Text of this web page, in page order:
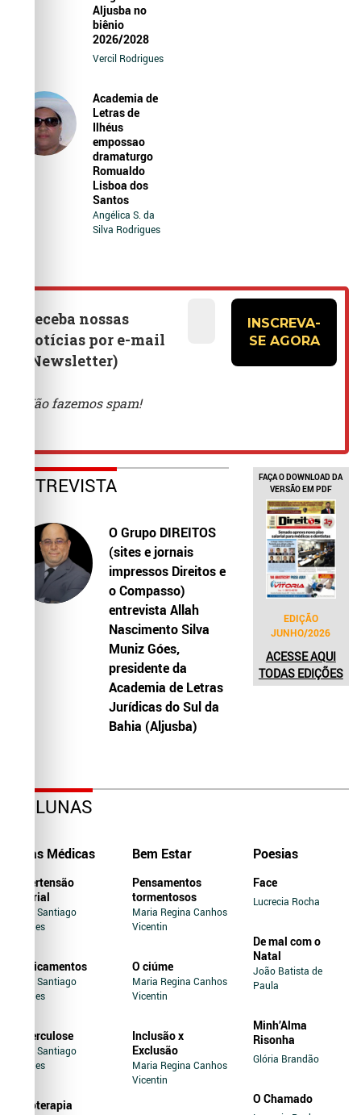
Aljusba no
biênio
2026/2028
Vercil Rodrigues
Academia de
Letras de
Ilhéus
empossao
dramaturgo
Romualdo
Lisboa dos
Santos
Angélica S. da
Silva Rodrigues
ENTREVISTA
O Grupo DIREITOS
(sites e jornais
impressos Direitos e
o Compasso)
entrevista Allah
Nascimento Silva
Muniz Góes,
presidente da
Academia de Letras
Jurídicas do Sul da
Bahia (Aljusba)
FAÇA O DOWNLOAD DA
VERSÃO EM PDF
EDIÇÃO
JUNHO/2026
ACESSE AQUI
TODAS EDIÇÕES
COLUNAS
Dicas Médicas
Hipertensão
Arterial
Jairo Santiago
Novaes
Medicamentos
Jairo Santiago
Novaes
Tuberculose
Jairo Santiago
Novaes
Soroterapia
Bem Estar
Pensamentos
tormentosos
Maria Regina Canhos
Vicentin
O ciúme
Maria Regina Canhos
Vicentin
Inclusão x
Exclusão
Maria Regina Canhos
Vicentin
Poesias
Face
Lucrecia Rocha
De mal com o
Natal
João Batista de
Paula
Minh’Alma
Risonha
Glória Brandão
O Chamado